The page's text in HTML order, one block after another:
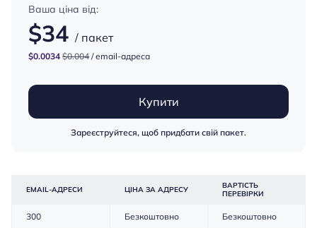
Ваша ціна від:
$34 / пакет
$0.0034 $0.004 / email-адреса
Купити
Зареєструйтеся, щоб придбати свій пакет.
EMAIL-АДРЕСИ ЦІНА ЗА АДРЕСУ
ВАРТІСТЬ
ПЕРЕВІРКИ
300 Безкоштовно Безкоштовно